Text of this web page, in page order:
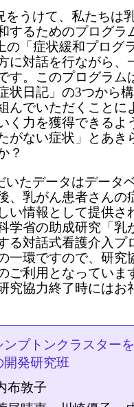
をうけて、私たちは
するためのプログラ
の「症状緩和プログ
に対話を行ながら、
す。このプログラム
状日記」の3つから
んでいただくことに
く力を獲得できるよ
がない症状」とあき
？
いたデータはデータ
、乳がん患者さんの
い情報として提供さ
学省の助成研究「乳
る対話式看護介入プ
一環ですので、研究
ご利用となっていま
究協力終了時にはお
プトンクラスター
開発研究班
敦子